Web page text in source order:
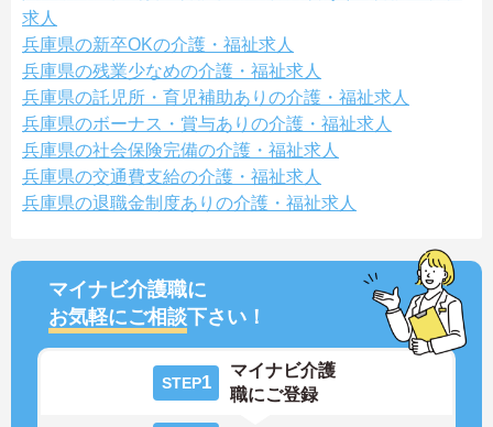
求人
兵庫県の新卒OKの介護・福祉求人
兵庫県の残業少なめの介護・福祉求人
兵庫県の託児所・育児補助ありの介護・福祉求人
兵庫県のボーナス・賞与ありの介護・福祉求人
兵庫県の社会保険完備の介護・福祉求人
兵庫県の交通費支給の介護・福祉求人
兵庫県の退職金制度ありの介護・福祉求人
マイナビ介護職に
お気軽にご相談下さい！
STEP1
マイナビ介護
職にご登録